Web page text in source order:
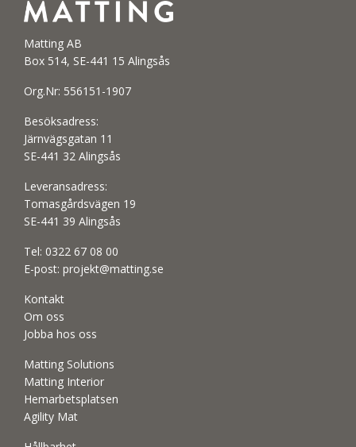
Matting AB
Box 514, SE-441 15 Alingsås
Org.Nr: 556151-1907
Besöksadress:
Järnvägsgatan 11
SE-441 32 Alingsås
Leveransadress:
Tomasgårdsvägen 19
SE-441 39 Alingsås
Tel: 0322 67 08 00
E-post: projekt@matting.se
Kontakt
Om oss
Jobba hos oss
Matting Solutions
Matting Interior
Hemarbetsplatsen
Agility Mat